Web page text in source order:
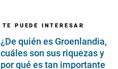
TE PUEDE INTERESAR
¿De quién es Groenlandia,
cuáles son sus riquezas y
por qué es tan importante